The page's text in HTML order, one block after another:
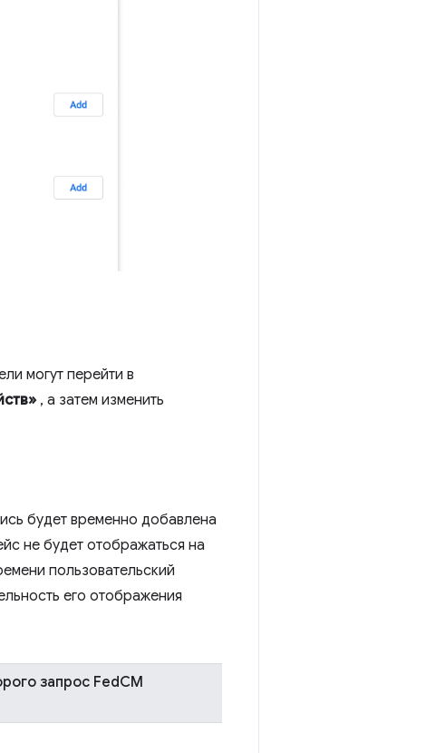
могут перейти в
, а затем изменить
будет временно добавлена
не будет отображаться на
пользовательский
его отображения
запрос FedCM